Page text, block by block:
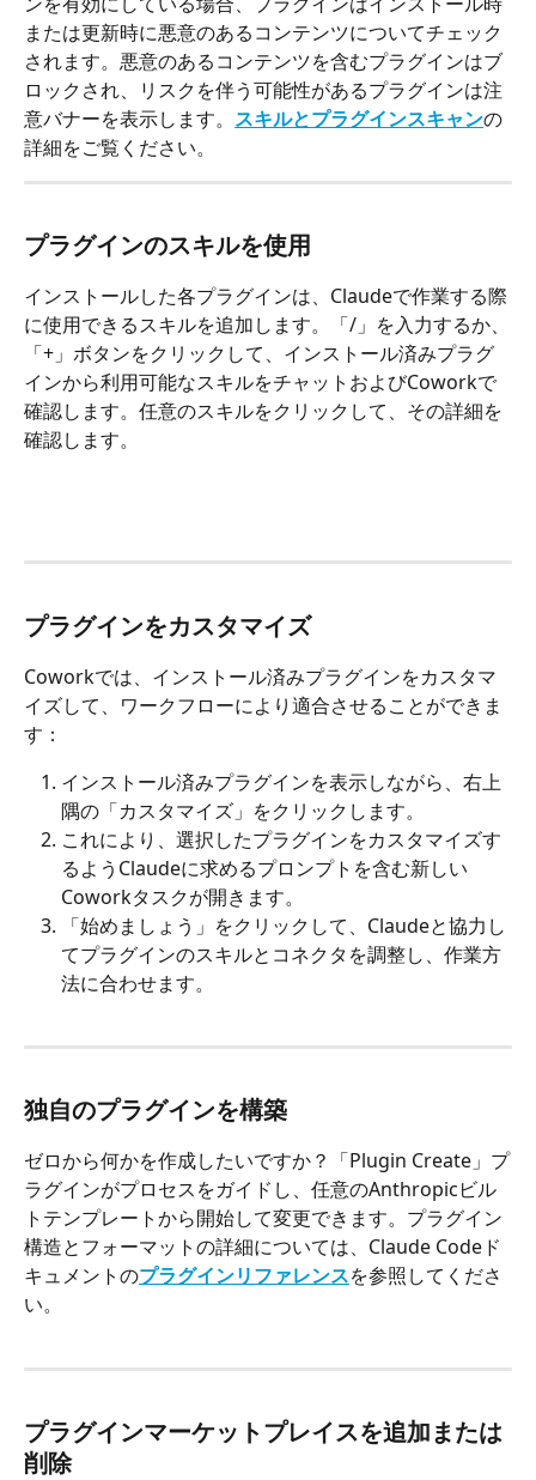
または更新時に悪意のあるコンテンツについてチェック
されます。悪意のあるコンテンツを含むプラグインはブ
ロックされ、リスクを伴う可能性があるプラグインは注
意バナーを表示します。 スキルとプラグインスキャンの
詳細をご覧ください。
プラグインのスキルを使用
インストールした各プラグインは、Claudeで作業する際
に使用できるスキルを追加します。「/」を入力するか、
「+」ボタンをクリックして、インストール済みプラグ
インから利用可能なスキルをチャットおよびCoworkで
確認します。任意のスキルをクリックして、その詳細を
確認します。
プラグインをカスタマイズ
Coworkでは、インストール済みプラグインをカスタマ
イズして、ワークフローにより適合させることができま
す：
インストール済みプラグインを表示しながら、右上
隅の「カスタマイズ」をクリックします。
これにより、選択したプラグインをカスタマイズす
るようClaudeに求めるプロンプトを含む新しい
Coworkタスクが開きます。
「始めましょう」をクリックして、Claudeと協力し
てプラグインのスキルとコネクタを調整し、作業方
法に合わせます。
独自のプラグインを構築
ゼロから何かを作成したいですか？「Plugin Create」プ
ラグインがプロセスをガイドし、任意のAnthropicビル
トテンプレートから開始して変更できます。プラグイン
構造とフォーマットの詳細については、Claude Codeド
キュメントのプラグインリファレンスを参照してくださ
い。
プラグインマーケットプレイスを追加または
削除